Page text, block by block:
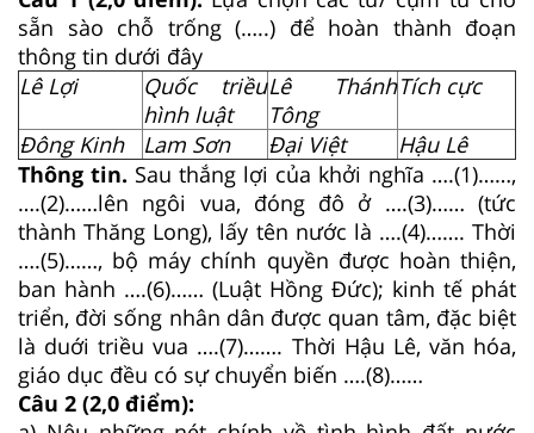
sẵn sào chỗ trống (…..) để hoàn thành đoạn
thông tin dưới đây
Lê Lợi
Quốc triều
hình luật
Lê Thánh
Tông
Tích cực
Đông Kinh Lam Sơn Đại Việt
Hậu Lê
Thông tin. Sau thắng lợi của khởi nghĩa ….(1)……,
….(2)……lên ngôi vua, đóng đô ở ….(3)…… (tức
thành Thăng Long), lấy tên nước là ….(4)……. Thời
….(5)……, bộ máy chính quyền được hoàn thiện,
ban hành ….(6)…… (Luật Hồng Đức); kinh tế phát
triển, đời sống nhân dân được quan tâm, đặc biệt
là duới triều vua ….(7)……. Thời Hậu Lê, văn hóa,
giáo dục đều có sự chuyển biến ….(8)……
Câu 2 (2,0 điểm):